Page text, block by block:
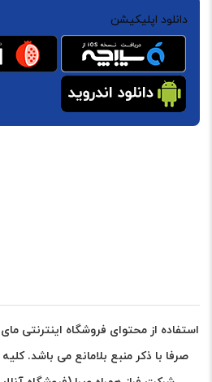
دانلود اپلیکیشن
استفاده از محتوای فروشگاه اینترنتی
صرفا با ذکر منبع بلامانع می باشد.